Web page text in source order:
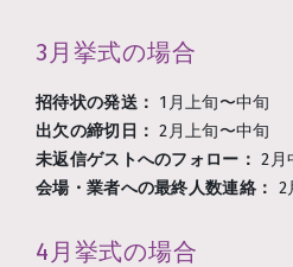
3月挙式の場合
招待状の発送： 1月上旬〜中旬
出欠の締切日： 2月上旬〜中旬
未返信ゲストへのフォロー： 2月
会場・業者への最終人数連絡： 2
4月挙式の場合